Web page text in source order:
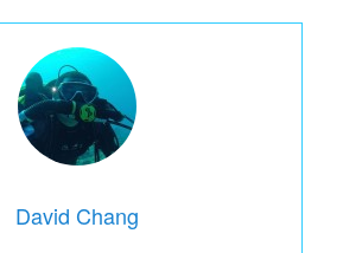
David Chang